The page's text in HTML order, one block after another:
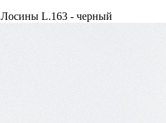
Лосины L.163 - черный